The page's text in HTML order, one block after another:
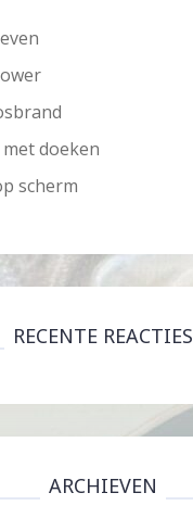
doeken
scherm
RECENTE REACTIES
ARCHIEVEN